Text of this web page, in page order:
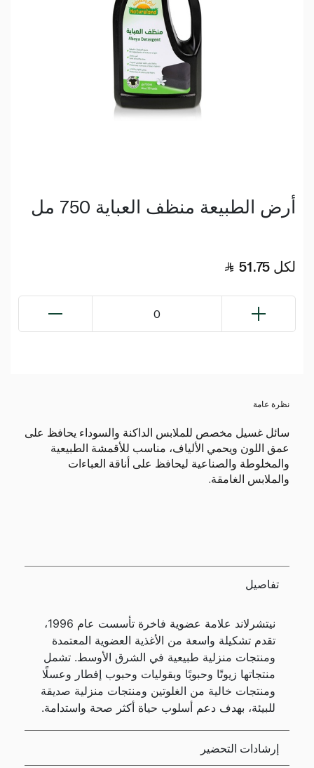
أرض الطبيعة منظف العباية 750 مل
51.75 لكل
0
نظرة عامة
سائل غسيل مخصص للملابس الداكنة والسوداء يحافظ على
عمق اللون ويحمي الألياف، مناسب للأقمشة الطبيعية
والمخلوطة والصناعية ليحافظ على أناقة العباءات
والملابس الغامقة.
تفاصيل
نيتشرلاند علامة عضوية فاخرة تأسست عام 1996،
تقدم تشكيلة واسعة من الأغذية العضوية المعتمدة
ومنتجات منزلية طبيعية في الشرق الأوسط. تشمل
منتجاتها زيوتًا وحبوبًا وبقوليات وحبوب إفطار وعسلًا
ومنتجات خالية من الغلوتين ومنتجات منزلية صديقة
للبيئة، بهدف دعم أسلوب حياة أكثر صحة واستدامة.
إرشادات التحضير